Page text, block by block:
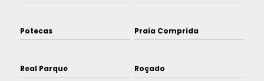
Potecas Praia Comprida
Real Parque Roçado